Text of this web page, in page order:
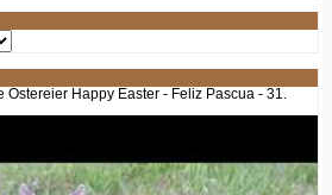
Ostereier Happy Easter - Feliz Pascua - 31.